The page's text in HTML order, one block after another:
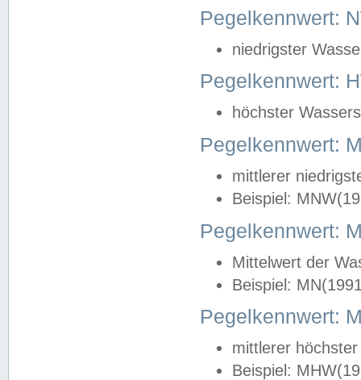
Pegelkennwert:
niedrigster
Pegelkennwert:
höchster
Pegelkennwert:
mittlerer
Beispiel:
Pegelkennwert:
Mittelwert der
Beispiel:
Pegelkennwert:
mittlerer
Beispiel: